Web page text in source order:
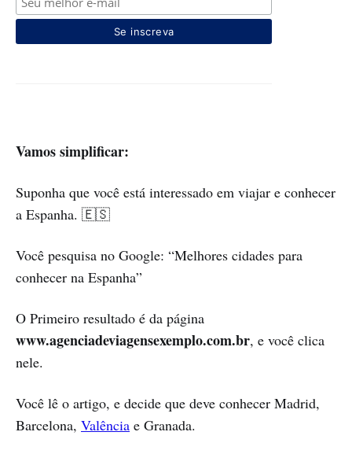
Se inscreva
Vamos simplificar:
Suponha que você está interessado em viajar e conhecer
a Espanha. 🇪🇸
Você pesquisa no Google: “Melhores cidades para
conhecer na Espanha”
O Primeiro resultado é da página
www.agenciadeviagensexemplo.com.br, e você clica
nele.
Você lê o artigo, e decide que deve conhecer Madrid,
Barcelona, Valência e Granada.